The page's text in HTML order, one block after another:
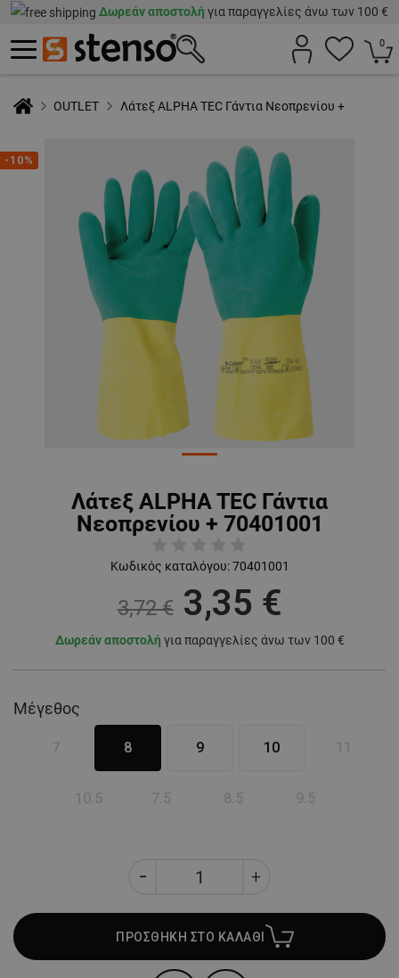
Δωρεάν αποστολή για παραγγελίες άνω των 100 €
0
OUTLET Λάτεξ ALPHA TEC Γάντια Νεοπρενίου +
-10%
Λάτεξ ALPHA TEC Γάντια
Νεοπρενίου + 70401001
Κωδικός καταλόγου: 70401001
3,72 € 3,35 €
Δωρεάν αποστολή για παραγγελίες άνω των 100 €
Μέγεθος
8 9 10
ΠΡΟΣΘΗΚΗ ΣΤΟ ΚΑΛΑΘΙ